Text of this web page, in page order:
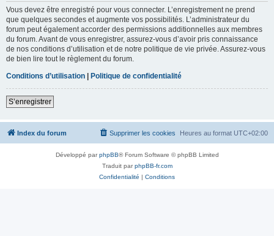
Vous devez être enregistré pour vous connecter. L’enregistrement ne prend
que quelques secondes et augmente vos possibilités. L’administrateur du
forum peut également accorder des permissions additionnelles aux membres
du forum. Avant de vous enregistrer, assurez-vous d’avoir pris connaissance
de nos conditions d’utilisation et de notre politique de vie privée. Assurez-vous
de bien lire tout le règlement du forum.
Conditions d’utilisation
Politique de confidentialité
S’enregistrer
Index du forum Heures au format UTC+02:00
Supprimer les cookies
Développé parphpBB® Forum Software © phpBB Limited
Traduit parphpBB-fr.com
Confidentialité | Conditions